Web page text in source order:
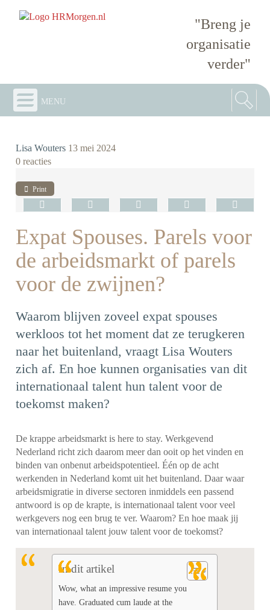
"Breng je
organisatie
verder"
menu
Lisa Wouters 13 mei 2024
0 reacties
Print
Expat Spouses. Parels voor
de arbeidsmarkt of parels
voor de zwijnen?
Waarom blijven zoveel expat spouses
werkloos tot het moment dat ze terugkeren
naar het buitenland, vraagt Lisa Wouters
zich af. En hoe kunnen organisaties van dit
internationaal talent hun talent voor de
toekomst maken?
De krappe arbeidsmarkt is here to stay. Werkgevend
Nederland richt zich daarom meer dan ooit op het vinden en
binden van onbenut arbeidspotentieel. Één op de acht
werkenden in Nederland komt uit het buitenland. Daar waar
arbeidsmigratie in diverse sectoren inmiddels een passend
antwoord is op de krapte, is internationaal talent voor veel
werkgevers nog een brug te ver. Waarom? En hoe maak jij
van internationaal talent jouw talent voor de toekomst?
In dit artikel
Wow, what an impressive resume you
have. Graduated cum laude at the